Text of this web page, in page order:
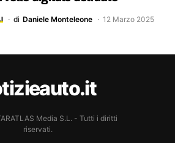
di Daniele Monteleone 12 Marzo 2025
Media S.L. - Tutti i diritti
riservati.